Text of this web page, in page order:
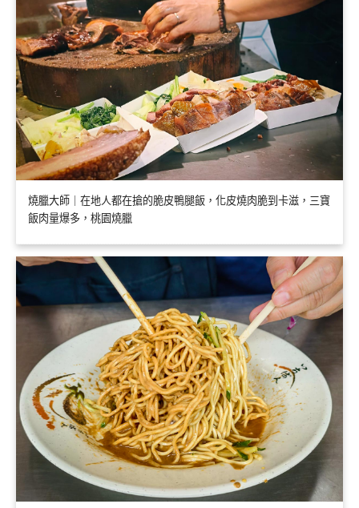
燒臘大師｜在地人都在搶的脆皮鴨腿飯，化皮燒肉脆到卡滋，三寶
飯肉量爆多，桃園燒臘